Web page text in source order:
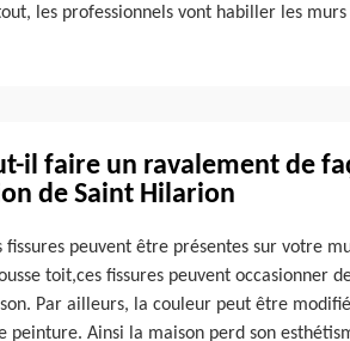
les professionnels vont habiller les
il faire un ravalement de
de Saint Hilarion
fissures peuvent être présentes sur votre
toit,ces fissures peuvent occasionner
Par ailleurs, la couleur peut être
peinture. Ainsi la maison perd son